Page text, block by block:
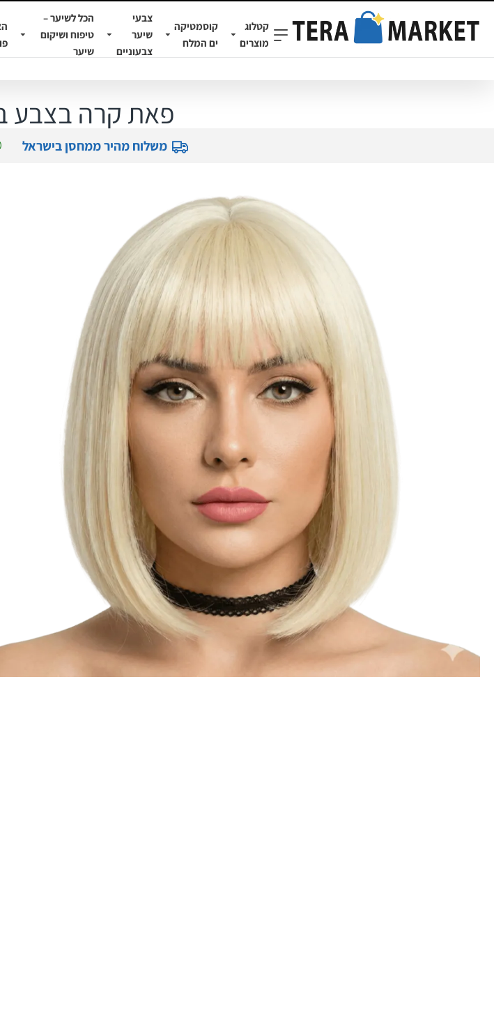
קטלוג
מוצרים
קוסמטיקה
ים המלח
צבעי
שיער
צבעוניים
הכל לשיער –
טיפוח ושיקום
שיער
פאת קרה בצבע
משלוח מהיר ממחסן בישראל